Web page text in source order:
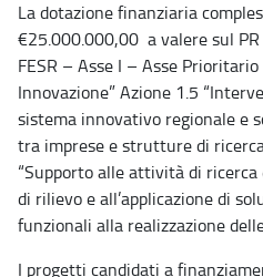
La dotazione finanziaria
€25.000.000,00 a valere sul
FESR – Asse I – Asse
Innovazione” Azione 1.5
sistema innovativo regionale e
tra imprese e strutture di
“Supporto alle attività di
di rilievo e all’applicazione di
funzionali alla realizzazione
I progetti candidati a